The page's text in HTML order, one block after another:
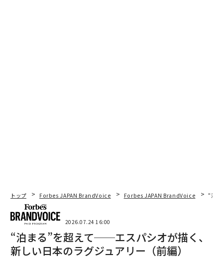
トップ Forbes JAPAN BrandVoice Forbes JAPAN BrandVoice “泊
2026.07.24 16:00
“泊まる”を超えて──エスパシオが描く、
新しい日本のラグジュアリー（前編）